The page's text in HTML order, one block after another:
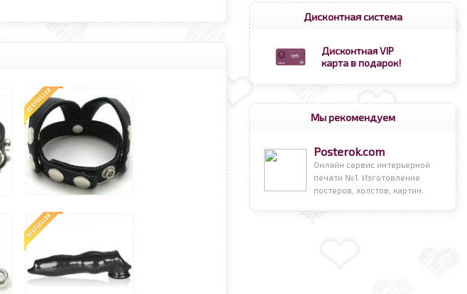
Дисконтная система
Дисконтная VIP
карта в подарок!
Мы рекомендуем
Posterok.com
Онлайн сервис интерьерной
печати №1. Изготовление
постеров, холстов, картин.